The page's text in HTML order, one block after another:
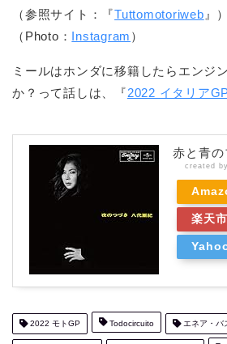
（参照サイト：『Tuttomotoriweb 』）
（Photo： Instagram ）
ミールはホンダに移籍したらエンジ
か？って話しは、『2022 イタリア
赤と青の
created by
楽天
2022 モトGP Todocircuito エネア・バ